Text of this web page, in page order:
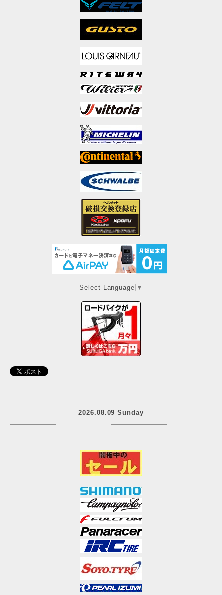
Select Language ▼
2026.08.09 Sunday